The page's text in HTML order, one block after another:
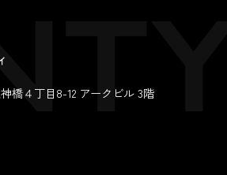
橋４丁目8-12 アークビル 3階